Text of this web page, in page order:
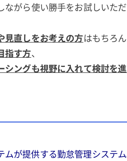
がら使い勝手をお試しいただ
見直しをお考えの方はもちろん
指す方、
シングも視野に入れて検討を
ムが提供する勤怠管理システム